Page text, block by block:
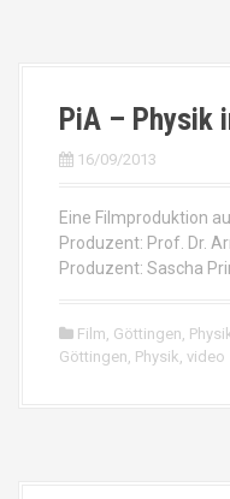
PiA – Physik
16/09/2013
Eine Filmproduktion
Produzent: Prof. Dr.
Produzent: Sascha
Film, Göttingen,
Göttingen, Physik, video